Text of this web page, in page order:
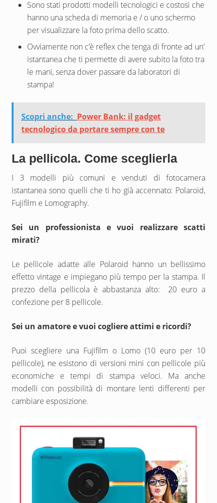
Sono stati prodotti modelli tecnologici e costosi che
hanno una scheda di memoria e / o uno schermo
per visualizzare la foto prima dello scatto.
Ovviamente non c’è reflex che tenga di fronte ad un’
istantanea che ti permette di avere subito la foto tra
le mani, senza dover passare da laboratori di
stampa!
Scopri anche: Power Bank: il gadget
tecnologico da portare sempre con te
La pellicola. Come sceglierla
I 3 modelli più comuni e venduti di fotocamera
istantanea sono quelli che ti ho già accennato: Polaroid,
Fujifilm e Lomography.
Sei un professionista e vuoi realizzare scatti
mirati?
Le pellicole adatte alle Polaroid hanno un bellissimo
effetto vintage e impiegano più tempo per la stampa. Il
prezzo della pellicola è abbastanza alto: 20 euro a
confezione per 8 pellicole.
Sei un amatore e vuoi cogliere attimi e ricordi?
Puoi scegliere una Fujifilm o Lomo (10 euro per 10
pellicole), ne esistono di versioni mini con pellicole più
economiche e tempi di stampa veloci. Ma anche
modelli con possibilità di montare lenti differenti per
cambiare esposizione.